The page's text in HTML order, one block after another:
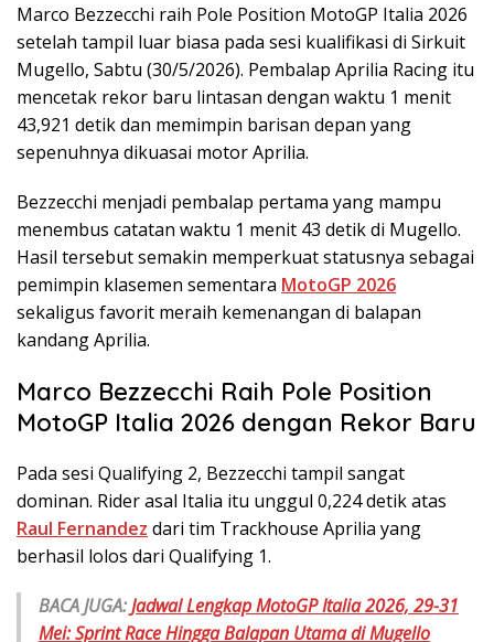
Marco Bezzecchi raih Pole Position MotoGP Italia 2026
setelah tampil luar biasa pada sesi kualifikasi di Sirkuit
Mugello, Sabtu (30/5/2026). Pembalap Aprilia Racing itu
mencetak rekor baru lintasan dengan waktu 1 menit
43,921 detik dan memimpin barisan depan yang
sepenuhnya dikuasai motor Aprilia.
Bezzecchi menjadi pembalap pertama yang mampu
menembus catatan waktu 1 menit 43 detik di Mugello.
Hasil tersebut semakin memperkuat statusnya sebagai
pemimpin klasemen sementara MotoGP 2026
sekaligus favorit meraih kemenangan di balapan
kandang Aprilia.
Marco Bezzecchi Raih Pole Position
MotoGP Italia 2026 dengan Rekor Baru
Pada sesi Qualifying 2, Bezzecchi tampil sangat
dominan. Rider asal Italia itu unggul 0,224 detik atas
Raul Fernandez dari tim Trackhouse Aprilia yang
berhasil lolos dari Qualifying 1.
BACA JUGA:Jadwal Lengkap MotoGP Italia 2026, 29-31
Mei: Sprint Race Hingga Balapan Utama di Mugello